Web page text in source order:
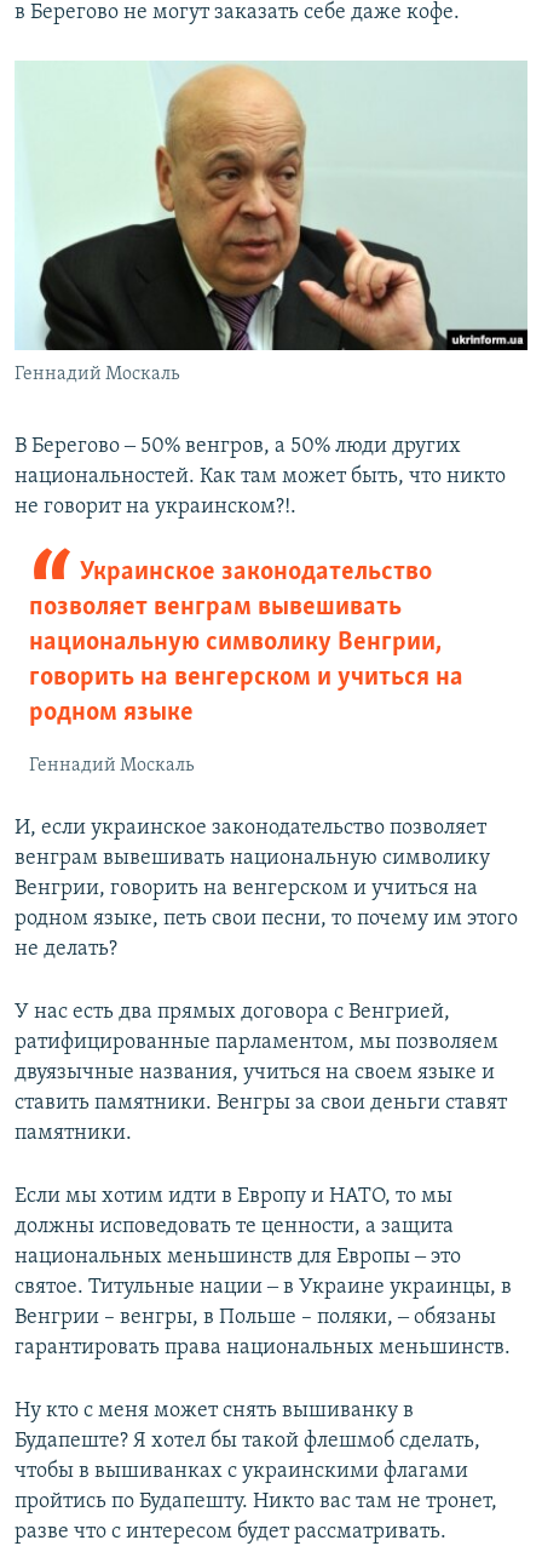
в Берегово не могут заказать себе даже кофе.
Геннадий Москаль
В Берегово ‒ 50% венгров, а 50% люди других
национальностей. Как там может быть, что никто
не говорит на украинском?!.
Украинское законодательство
позволяет венграм вывешивать
национальную символику Венгрии,
говорить на венгерском и учиться на
родном языке
Геннадий Москаль
И, если украинское законодательство позволяет
венграм вывешивать национальную символику
Венгрии, говорить на венгерском и учиться на
родном языке, петь свои песни, то почему им этого
не делать?
У нас есть два прямых договора с Венгрией,
ратифицированные парламентом, мы позволяем
двуязычные названия, учиться на своем языке и
ставить памятники. Венгры за свои деньги ставят
памятники.
Если мы хотим идти в Европу и НАТО, то мы
должны исповедовать те ценности, а защита
национальных меньшинств для Европы ‒ это
святое. Титульные нации ‒ в Украине украинцы, в
Венгрии – венгры, в Польше – поляки, ‒ обязаны
гарантировать права национальных меньшинств.
Ну кто с меня может снять вышиванку в
Будапеште? Я хотел бы такой флешмоб сделать,
чтобы в вышиванках с украинскими флагами
пройтись по Будапешту. Никто вас там не тронет,
разве что с интересом будет рассматривать.